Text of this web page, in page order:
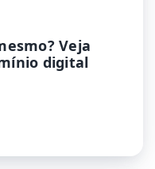
Veja
digital